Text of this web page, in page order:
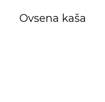
Ovsena kaša